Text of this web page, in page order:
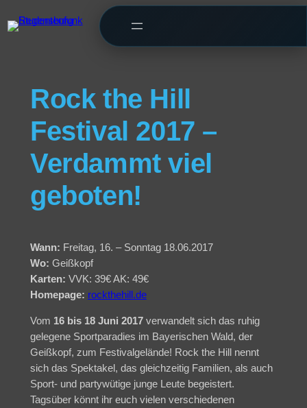
Rock the Hill
Festival 2017 –
Verdammt viel
geboten!
Wann: Freitag, 16. – Sonntag 18.06.2017
Wo: Geißkopf
Karten: VVK: 39€ AK: 49€
Homepage: rockthehill.de
Vom 16 bis 18 Juni 2017 verwandelt sich das ruhig
gelegene Sportparadies im Bayerischen Wald, der
Geißkopf, zum Festivalgelände! Rock the Hill nennt
sich das Spektakel, das gleichzeitig Familien, als auch
Sport- und partywütige junge Leute begeistert.
Tagsüber könnt ihr euch vielen verschiedenen